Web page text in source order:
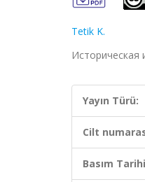
Tetik K.
Историческая
Yayın Türü:
Cilt
Basım